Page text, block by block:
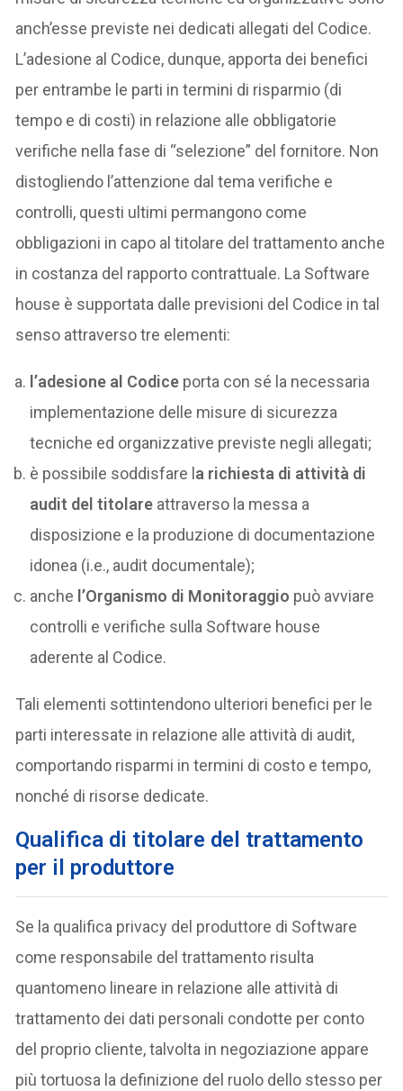
anch’esse previste nei dedicati allegati del Codice.
L’adesione al Codice, dunque, apporta dei benefici
per entrambe le parti in termini di risparmio (di
tempo e di costi) in relazione alle obbligatorie
verifiche nella fase di “selezione” del fornitore. Non
distogliendo l’attenzione dal tema verifiche e
controlli, questi ultimi permangono come
obbligazioni in capo al titolare del trattamento anche
in costanza del rapporto contrattuale. La Software
house è supportata dalle previsioni del Codice in tal
senso attraverso tre elementi:
l’adesione al Codice porta con sé la necessaria
implementazione delle misure di sicurezza
tecniche ed organizzative previste negli allegati;
è possibile soddisfare la richiesta di attività di
audit del titolare attraverso la messa a
disposizione e la produzione di documentazione
idonea (i.e., audit documentale);
anche l’Organismo di Monitoraggio può avviare
controlli e verifiche sulla Software house
aderente al Codice.
Tali elementi sottintendono ulteriori benefici per le
parti interessate in relazione alle attività di audit,
comportando risparmi in termini di costo e tempo,
nonché di risorse dedicate.
Qualifica di titolare del trattamento
per il produttore
Se la qualifica privacy del produttore di Software
come responsabile del trattamento risulta
quantomeno lineare in relazione alle attività di
trattamento dei dati personali condotte per conto
del proprio cliente, talvolta in negoziazione appare
più tortuosa la definizione del ruolo dello stesso per